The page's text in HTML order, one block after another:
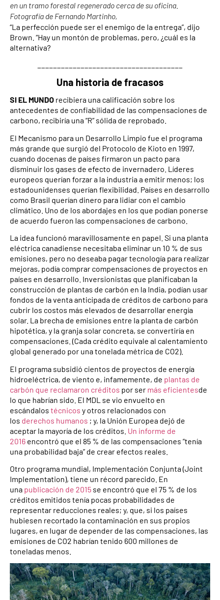
en un tramo forestal regenerado cerca de su oficina.
Fotografía de Fernando Martinho,
“La perfección puede ser el enemigo de la entrega”, dijo
Brown. “Hay un montón de problemas, pero, ¿cuál es la
alternativa?
Una historia de fracasos
SI EL MUNDO recibiera una calificación sobre los
antecedentes de confiabilidad de las compensaciones de
carbono, recibiría una “R” sólida de reprobado.
El Mecanismo para un Desarrollo Limpio fue el programa
más grande que surgió del Protocolo de Kioto en 1997,
cuando docenas de países firmaron un pacto para
disminuir los gases de efecto de invernadero. Líderes
europeos querían forzar a la industria a emitir menos; los
estadounidenses querían flexibilidad. Países en desarrollo
como Brasil querían dinero para lidiar con el cambio
climático. Uno de los abordajes en los que podían ponerse
de acuerdo fueron las compensaciones de carbono.
La idea funcionó maravillosamente en papel. Si una planta
eléctrica canadiense necesitaba eliminar un 10 % de sus
emisiones, pero no deseaba pagar tecnología para realizar
mejoras, podía comprar compensaciones de proyectos en
países en desarrollo. Inversionistas que planificaban la
construcción de plantas de carbón en la India, podían usar
fondos de la venta anticipada de créditos de carbono para
cubrir los costos más elevados de desarrollar energía
solar. La brecha de emisiones entre la planta de carbón
hipotética, y la granja solar concreta, se convertiría en
compensaciones. (Cada crédito equivale al calentamiento
global generado por una tonelada métrica de CO2).
El programa subsidió cientos de proyectos de energía
hidroeléctrica, de viento e, infamemente, de plantas de
carbón que reclamaron créditos por ser más eficientesde
lo que habrían sido. El MDL se vio envuelto en
escándalos técnicos y otros relacionados con
los derechos humanos ; y, la Unión Europea dejó de
aceptar la mayoría de los créditos. Un informe de
2016 encontró que el 85 % de las compensaciones “tenía
una probabilidad baja” de crear efectos reales.
Otro programa mundial, Implementación Conjunta (Joint
Implementation), tiene un récord parecido. En
una publicación de 2015 se encontró que el 75 % de los
créditos emitidos tenía pocas probabilidades de
representar reducciones reales; y, que, si los países
hubiesen recortado la contaminación en sus propios
lugares, en lugar de depender de las compensaciones, las
emisiones de CO2 habrían tenido 600 millones de
toneladas menos.